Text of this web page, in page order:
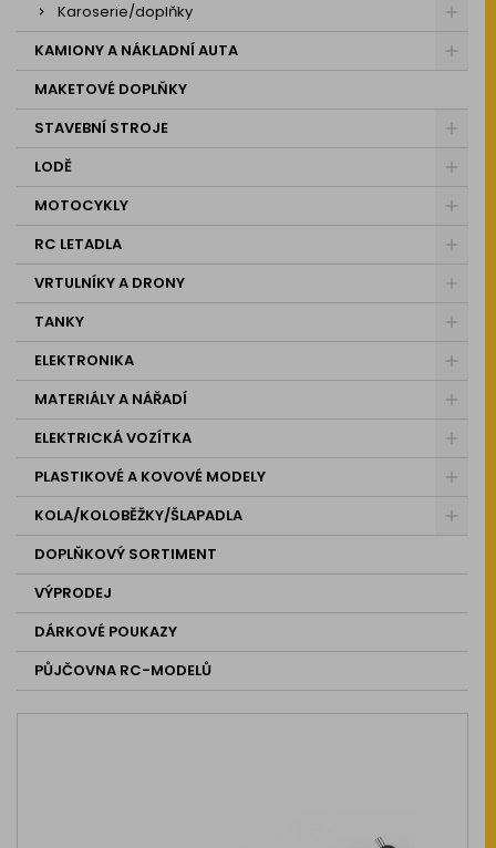
Karoserie/doplňky
KAMIONY A NÁKLADNÍ AUTA
MAKETOVÉ DOPLŇKY
STAVEBNÍ STROJE
LODĚ
MOTOCYKLY
RC LETADLA
VRTULNÍKY A DRONY
TANKY
ELEKTRONIKA
MATERIÁLY A NÁŘADÍ
ELEKTRICKÁ VOZÍTKA
PLASTIKOVÉ A KOVOVÉ MODELY
KOLA/KOLOBĚŽKY/ŠLAPADLA
DOPLŇKOVÝ SORTIMENT
VÝPRODEJ
DÁRKOVÉ POUKAZY
PŮJČOVNA RC-MODELŮ